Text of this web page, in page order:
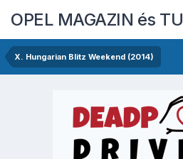
OPEL MAGAZIN és
X. Hungarian Blitz Weekend (2014)